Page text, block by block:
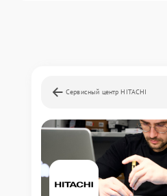
Сервисный центр HITACHI